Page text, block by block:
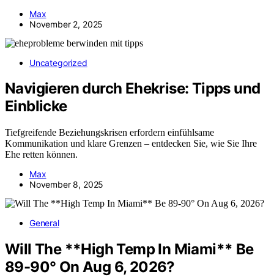
Max
November 2, 2025
Uncategorized
Navigieren durch Ehekrise: Tipps und
Einblicke
Tiefgreifende Beziehungskrisen erfordern einfühlsame
Kommunikation und klare Grenzen – entdecken Sie, wie Sie Ihre
Ehe retten können.
Max
November 8, 2025
General
Will The **High Temp In Miami** Be
89-90° On Aug 6, 2026?